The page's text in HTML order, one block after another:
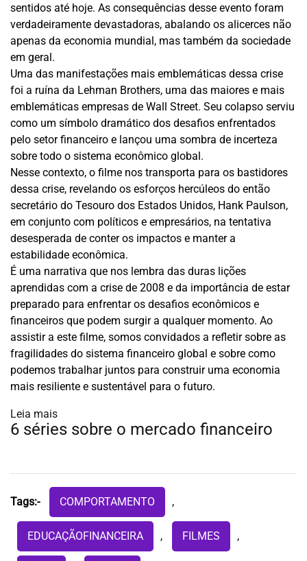
sentidos até hoje. As consequências desse evento foram
verdadeiramente devastadoras, abalando os alicerces não
apenas da economia mundial, mas também da sociedade
em geral.
Uma das manifestações mais emblemáticas dessa crise
foi a ruína da Lehman Brothers, uma das maiores e mais
emblemáticas empresas de Wall Street. Seu colapso serviu
como um símbolo dramático dos desafios enfrentados
pelo setor financeiro e lançou uma sombra de incerteza
sobre todo o sistema econômico global.
Nesse contexto, o filme nos transporta para os bastidores
dessa crise, revelando os esforços hercúleos do então
secretário do Tesouro dos Estados Unidos, Hank Paulson,
em conjunto com políticos e empresários, na tentativa
desesperada de conter os impactos e manter a
estabilidade econômica.
É uma narrativa que nos lembra das duras lições
aprendidas com a crise de 2008 e da importância de estar
preparado para enfrentar os desafios econômicos e
financeiros que podem surgir a qualquer momento. Ao
assistir a este filme, somos convidados a refletir sobre as
fragilidades do sistema financeiro global e sobre como
podemos trabalhar juntos para construir uma economia
mais resiliente e sustentável para o futuro.
Leia mais:
Confira
filmes
séries
sobre
6 séries sobre o mercado financeiro
Tags:- COMPORTAMENTO ,
EDUCAÇÃOFINANCEIRA , FILMES ,